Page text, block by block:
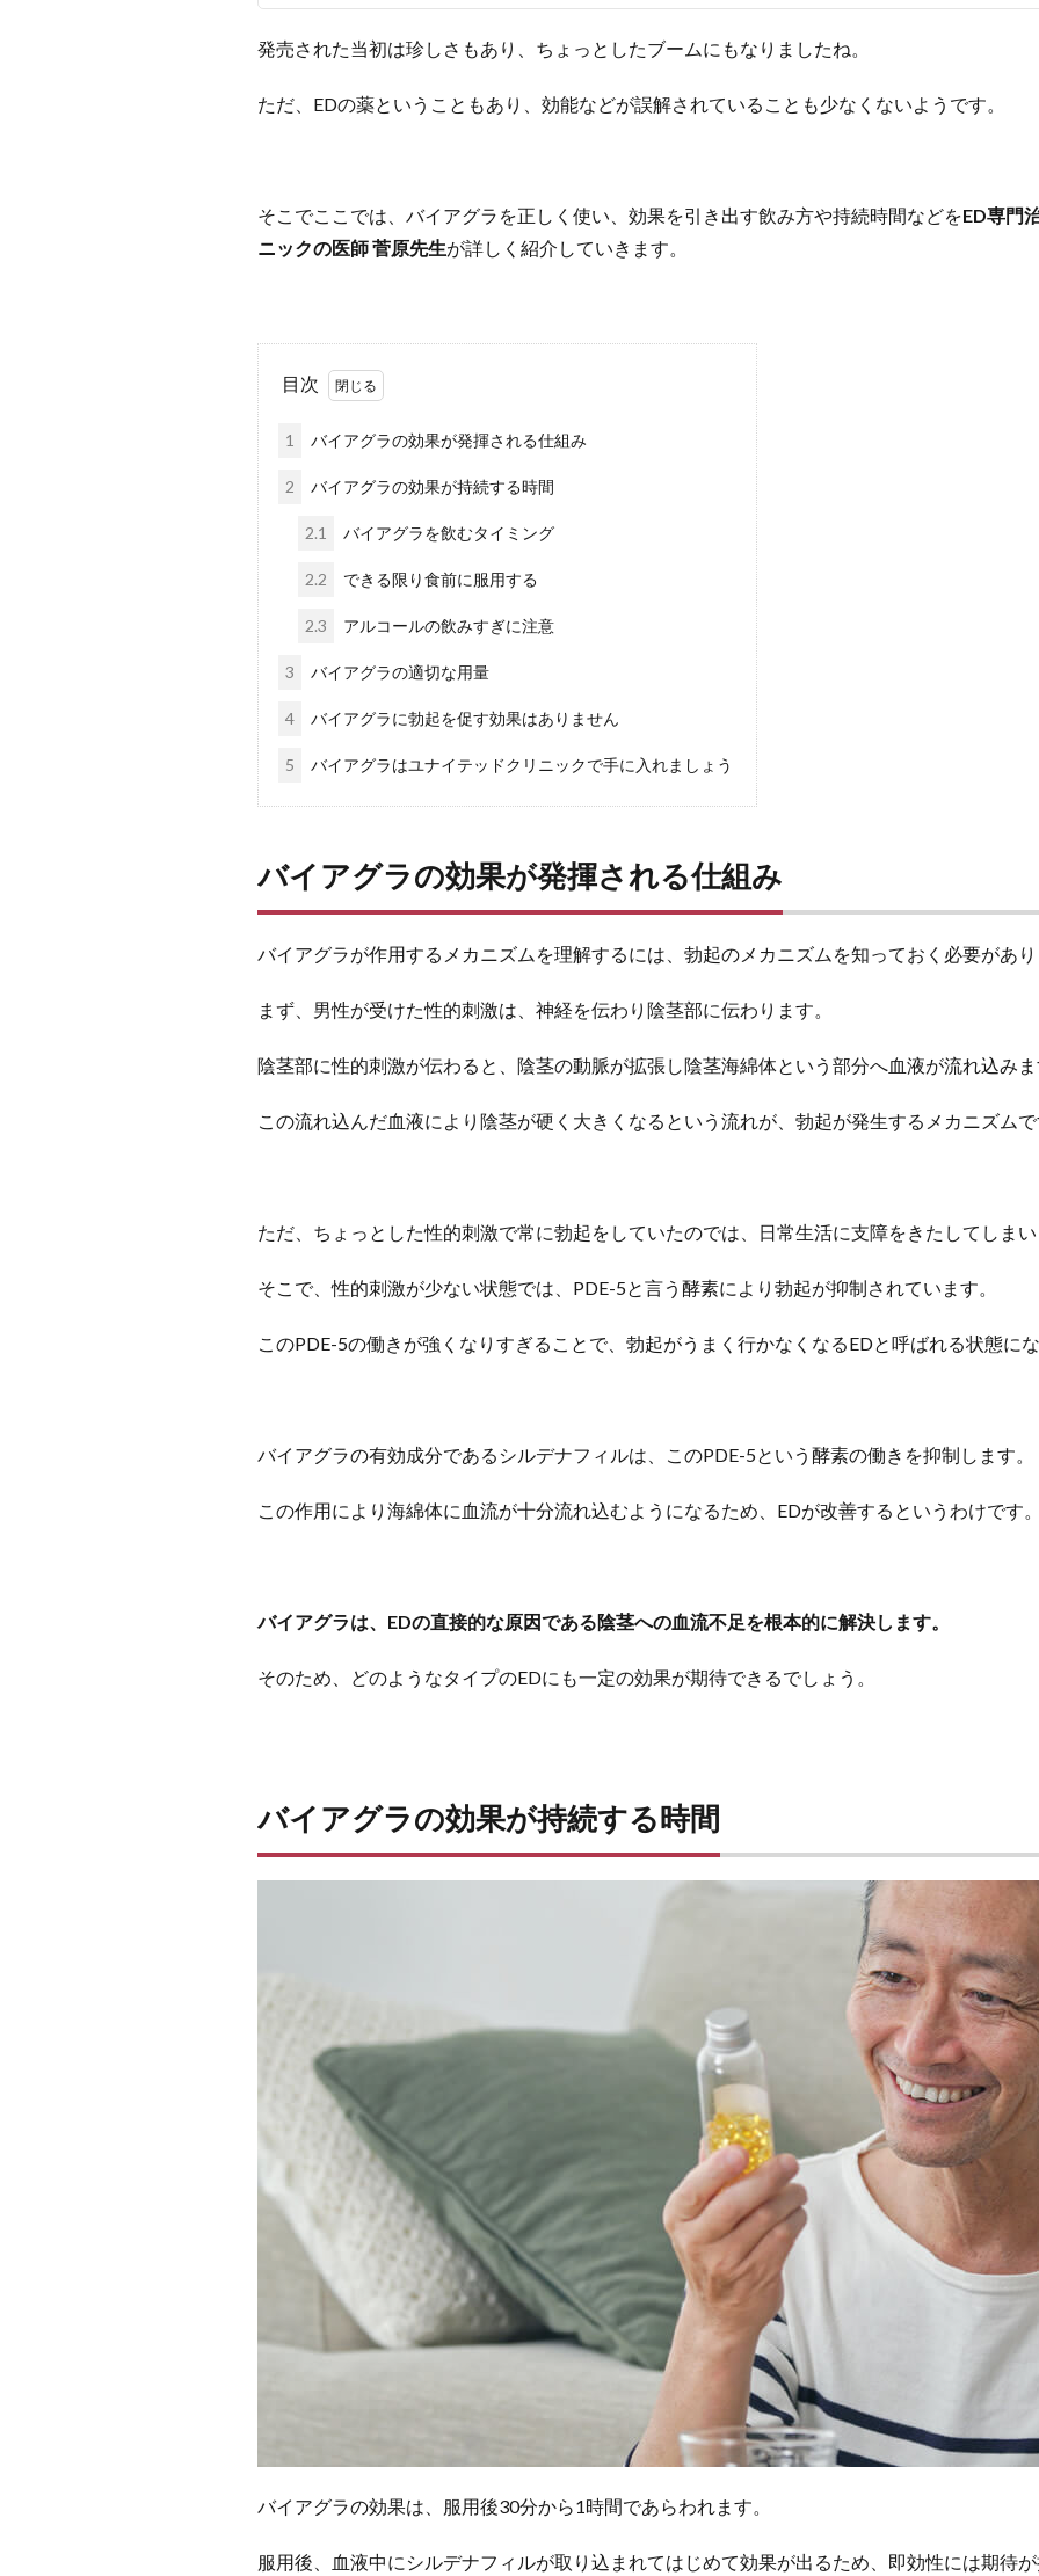
発売された当初は珍しさもあり、ちょっとしたブームにもなりましたね。
ただ、EDの薬ということもあり、効能などが誤解されていることも少なくないようです。
そこでここでは、バイアグラを正しく使い、効果を引き出す飲み方や持続時間などをED専門
ニックの医師 菅原先生が詳しく紹介していきます。
目次
1 バイアグラの効果が発揮される仕組み
2 バイアグラの効果が持続する時間
2.1 バイアグラを飲むタイミング
2.2 できる限り食前に服用する
2.3 アルコールの飲みすぎに注意
3 バイアグラの適切な用量
4 バイアグラに勃起を促す効果はありません
5 バイアグラはユナイテッドクリニックで手に入れましょう
バイアグラの効果が発揮される仕組み
バイアグラが作用するメカニズムを理解するには、勃起のメカニズムを知っておく必要があ
まず、男性が受けた性的刺激は、神経を伝わり陰茎部に伝わります。
陰茎部に性的刺激が伝わると、陰茎の動脈が拡張し陰茎海綿体という部分へ血液が流れ込み
この流れ込んだ血液により陰茎が硬く大きくなるという流れが、勃起が発生するメカニズム
ただ、ちょっとした性的刺激で常に勃起をしていたのでは、日常生活に支障をきたしてしま
そこで、性的刺激が少ない状態では、PDE-5と言う酵素により勃起が抑制されています。
このPDE-5の働きが強くなりすぎることで、勃起がうまく行かなくなるEDと呼ばれる状態に
バイアグラの有効成分であるシルデナフィルは、このPDE-5という酵素の働きを抑制します。
この作用により海綿体に血流が十分流れ込むようになるため、EDが改善するというわけです
バイアグラは、EDの直接的な原因である陰茎への血流不足を根本的に解決します。
そのため、どのようなタイプのEDにも一定の効果が期待できるでしょう。
バイアグラの効果が持続する時間
バイアグラの効果は、服用後30分から1時間であらわれます。
服用後、血液中にシルデナフィルが取り込まれてはじめて効果が出るため、即効性には期待